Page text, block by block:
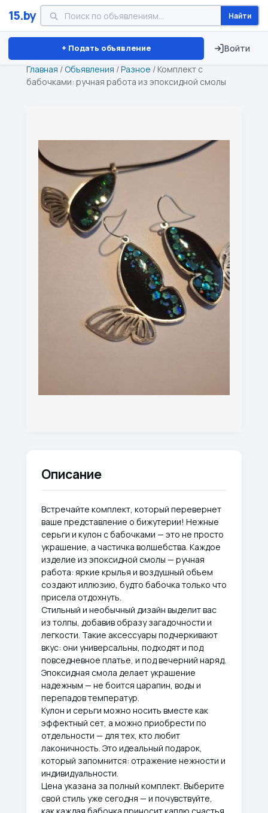
15.by Найти
+ Подать объявление Войти
Минск Витебск Брест ⏱ ТОЛЬКО 15 ДНЕЙ
Главная /Объявления /Разное / Комплект с
бабочками: ручная работа из эпоксидной смолы
Описание
Встречайте комплект, который перевернет
ваше представление о бижутерии! Нежные
серьги и кулон с бабочками — это не просто
украшение, а частичка волшебства. Каждое
изделие из эпоксидной смолы — ручная
работа: яркие крылья и воздушный объем
создают иллюзию, будто бабочка только что
присела отдохнуть.
Стильный и необычный дизайн выделит вас
из толпы, добавив образу загадочности и
легкости. Такие аксессуары подчеркивают
вкус: они универсальны, подходят и под
повседневное платье, и под вечерний наряд.
Эпоксидная смола делает украшение
надежным — не боится царапин, воды и
перепадов температур.
Кулон и серьги можно носить вместе как
эффектный сет, а можно приобрести по
отдельности — для тех, кто любит
лаконичность. Это идеальный подарок,
который запомнится: отражение нежности и
индивидуальности.
Цена указана за полный комплект. Выберите
свой стиль уже сегодня — и почувствуйте,